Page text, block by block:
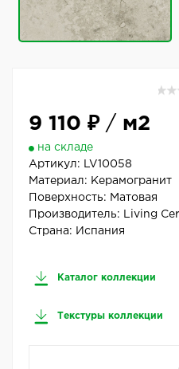
9 110 ₽/ м2
на складе
Артикул:
LV10058
Материал: Керамогранит
Поверхность: Матовая
Производитель:
Living
Страна: Испания
Каталог коллекции
Текстуры коллекции